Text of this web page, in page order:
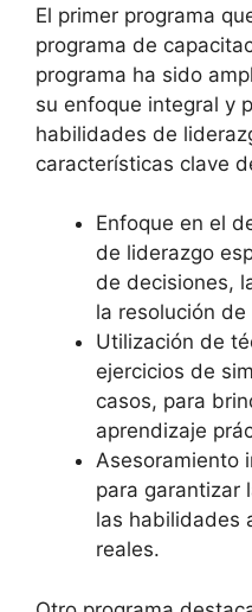
El primer programa‍
programa de
programa ha sido
su enfoque integral y
habilidades de
características clave
Enfoque en⁢ el
⁣de liderazgo
de decisiones,
la resolución
Utilización‌ de
ejercicios de
casos, para
aprendizaje
Asesoramiento
⁤para garantizar
las ⁣habilidades⁣
reales.